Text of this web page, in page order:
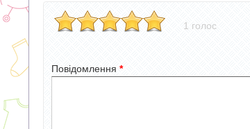
1 голос
Повідомлення *